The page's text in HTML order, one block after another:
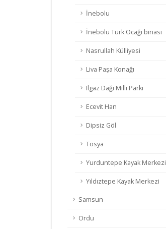
İnebolu
İnebolu Türk Ocağı binası
Nasrullah Külliyesi
Liva Paşa Konağı
Ilgaz Dağı Milli Parkı
Ecevit Han
Dipsiz Göl
Tosya
Yurduntepe Kayak Merkezi
Yıldıztepe Kayak Merkezi
Samsun
Ordu